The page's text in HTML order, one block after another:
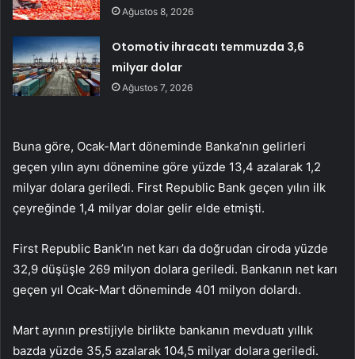
Ağustos 8, 2026
Otomotiv ihracatı temmuzda 3,6
milyar dolar
Ağustos 7, 2026
Buna göre, Ocak-Mart döneminde Banka’nın gelirleri
geçen yılın aynı dönemine göre yüzde 13,4 azalarak 1,2
milyar dolara geriledi. First Republic Bank geçen yılın ilk
çeyreğinde 1,4 milyar dolar gelir elde etmişti.
First Republic Bank’ın net karı da doğrudan ciroda yüzde
32,9 düşüşle 269 milyon dolara geriledi. Bankanın net karı
geçen yıl Ocak-Mart döneminde 401 milyon dolardı.
Mart ayının prestijiyle birlikte bankanın mevduatı yıllık
bazda yüzde 35,5 azalarak 104,5 milyar dolara geriledi.